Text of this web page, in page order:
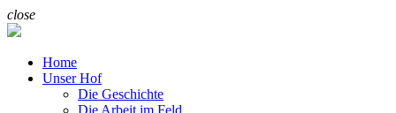
close
Home
Unser Hof
Die Geschichte
Die Arbeit im Feld